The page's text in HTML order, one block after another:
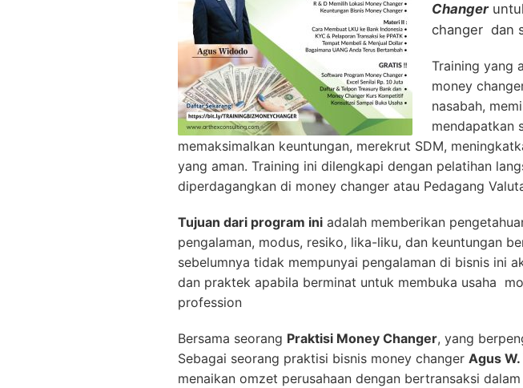
Changer
changer dan
Training yang
money
nasabah,
mendapatkan
memaksimalkan keuntungan, merekrut SDM,
yang aman. Training ini dilengkapi dengan pelatihan
diperdagangkan di money changer atau Pedagang
Tujuan dari program ini adalah memberikan
pengalaman, modus, resiko, lika-liku, dan keuntungan
sebelumnya tidak mempunyai pengalaman di bisnis ini
dan praktek apabila berminat untuk membuka usaha
profession
Bersama seorang Praktisi Money Changer, yang
Sebagai seorang praktisi bisnis money changer Agus
menaikan omzet perusahaan dengan bertransaksi